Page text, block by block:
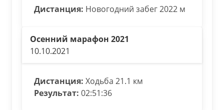
Дистанция: Новогодний забег 2022 м
Осенний марафон 2021
10.10.2021
Дистанция: Ходьба 21.1 км
Результат: 02:51:36